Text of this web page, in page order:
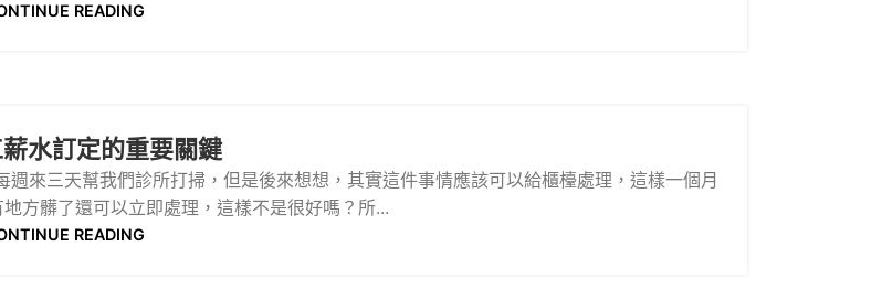
READING
水訂定的重要關鍵
來三天幫我們診所打掃，但是後來想想，其實這件事情應該可以給櫃檯處理，這樣一個月
方髒了還可以立即處理，這樣不是很好嗎？所...
READING